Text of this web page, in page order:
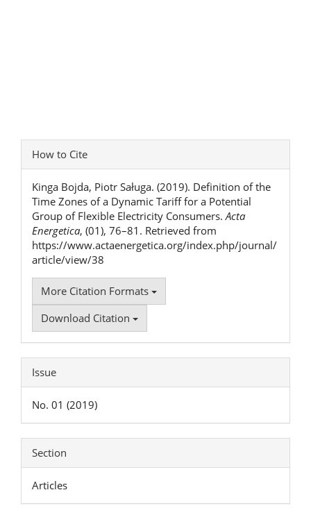
Article
Details
How to Cite
Kinga Bojda, Piotr Saługa. (2019). Definition of the
Time Zones of a Dynamic Tariff for a Potential
Group of Flexible Electricity Consumers.Acta
Energetica, (01), 76–81. Retrieved from
https://www.actaenergetica.org/index.php/journal/
article/view/38
More Citation Formats
Download Citation
Issue
No. 01 (2019)
Section
Articles